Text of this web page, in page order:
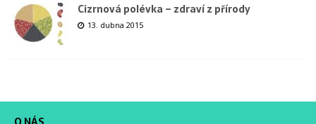
Cizrnová polévka – zdraví z přírody
13. dubna 2015